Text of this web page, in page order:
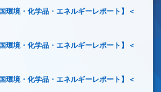
環境・化学品・エネルギーレポート】＜
環境・化学品・エネルギーレポート】＜
環境・化学品・エネルギーレポート】＜